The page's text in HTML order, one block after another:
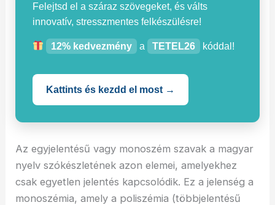
Felejtsd el a száraz szövegeket, és válts
innovatív, stresszmentes felkészülésre!
12% kedvezmény a TETEL26 kóddal!
Kattints és kezdd el most →
Az egyjelentésű vagy monoszém szavak a magyar
nyelv szókészletének azon elemei, amelyekhez
csak egyetlen jelentés kapcsolódik. Ez a jelenség a
monoszémia, amely a poliszémia (többjelentésű